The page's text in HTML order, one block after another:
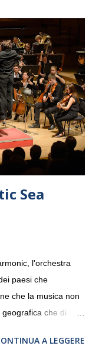
Sea
l'orchestra
paesi che
che la musica non
che di
e toccherà, in
A LEGGERE